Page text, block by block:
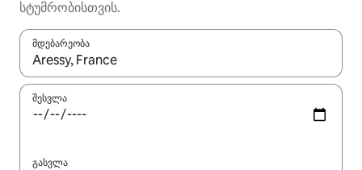
სტუმრობისთვის.
მდებარეობა
როცა შედეგები ხელმისაწვდომი გახდება, ნავიგაციისთვის
შესვლა
გასვლა